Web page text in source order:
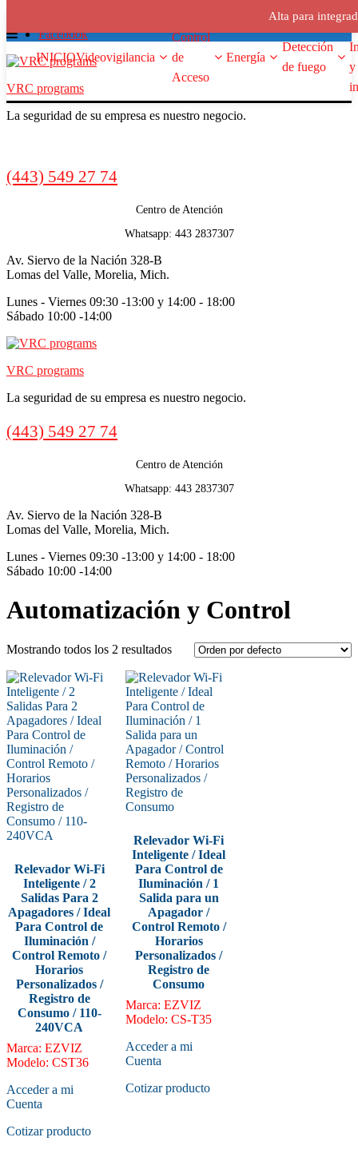
INICIOVideovigilancia
Control
de
Acceso
Energía
Detección
de fuego
y
to
to
Facebook
VRC programs
La seguridad de su empresa es nuestro negocio.
Call
(443) 549 27 74
Centro de Atención
Whatsapp: 443 2837307
Av. Siervo de la Nación 328-B
Lomas del Valle, Morelia, Mich.
Lunes - Viernes 09:30 -13:00 y 14:00 - 18:00
Sábado 10:00 -14:00
VRC programs
La seguridad de su empresa es nuestro negocio.
Call
(443) 549 27 74
Centro de Atención
Whatsapp: 443 2837307
Av. Siervo de la Nación 328-B
Lomas del Valle, Morelia, Mich.
Lunes - Viernes 09:30 -13:00 y 14:00 - 18:00
Sábado 10:00 -14:00
Automatización y Control
Mostrando todos los 2 resultados
Relevador Wi-Fi
Inteligente / 2
Salidas Para 2
Apagadores / Ideal
Para Control de
Iluminación /
Control Remoto /
Horarios
Personalizados /
Registro de
Consumo / 110-
240VCA
Marca: EZVIZ
Modelo: CST36
Acceder a mi
Cuenta
Cotizar producto
Relevador Wi-Fi
Inteligente / Ideal
Para Control de
Iluminación / 1
Salida para un
Apagador /
Control Remoto /
Horarios
Personalizados /
Registro de
Consumo
Marca:EZVIZ
Modelo:CS-T35
Acceder a mi
Cuenta
Cotizar producto
Alta para